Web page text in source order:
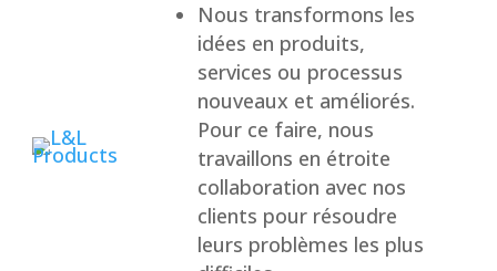
Nous transformons les
idées en produits,
services ou processus
nouveaux et améliorés.
Pour ce faire, nous
travaillons en étroite
collaboration avec nos
clients pour résoudre
leurs problèmes les plus